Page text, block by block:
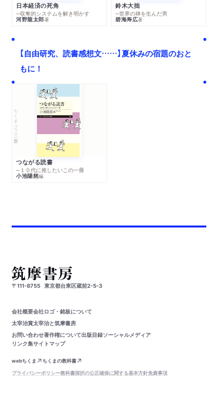
日本経済の死角
─収奪的システムを解き明かす
河野龍太郎著
鈴木大拙
─世界の禅を生んだ男
碧海寿広著
【自由研究、読書感想文……】夏休みの宿題のおと
もに！
ちくまプリマー新書
つながる読書
─１０代に推したいこの一冊
小池陽慈編
〒111-8755 東京都台東区蔵前2-5-3
会社概要会社ロゴ・銘板について
太宰治賞太宰治と筑摩書房
お問い合わせ著作権について出版目録ソーシャルメディア
リンク集サイトマップ
webちくま
ちくまの教科書
プライバシーポリシー教科書採択の公正確保に関する基本方針免責事項